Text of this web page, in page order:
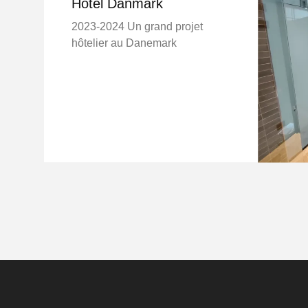
Hôtel Danmark
2023-2024 Un grand projet
hôtelier au Danemark